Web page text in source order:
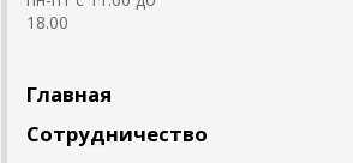
18.00
Главная
Сотрудничество